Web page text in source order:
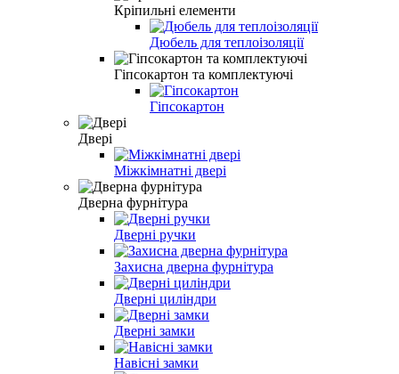
Кріпильні елементи
Дюбель для теплоізоляції
Гіпсокартон та комплектуючі
Гіпсокартон
Двері
Міжкімнатні двері
Дверна фурнітура
Дверні ручки
Захисна дверна фурнітура
Дверні циліндри
Дверні замки
Навісні замки